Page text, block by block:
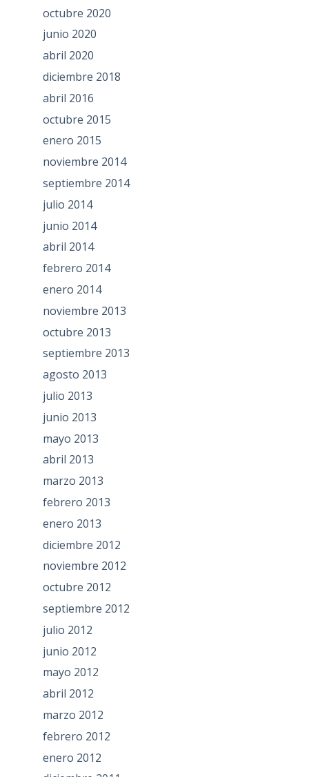
octubre 2020
junio 2020
abril 2020
diciembre 2018
abril 2016
octubre 2015
enero 2015
noviembre 2014
septiembre 2014
julio 2014
junio 2014
abril 2014
febrero 2014
enero 2014
noviembre 2013
octubre 2013
septiembre 2013
agosto 2013
julio 2013
junio 2013
mayo 2013
abril 2013
marzo 2013
febrero 2013
enero 2013
diciembre 2012
noviembre 2012
octubre 2012
septiembre 2012
julio 2012
junio 2012
mayo 2012
abril 2012
marzo 2012
febrero 2012
enero 2012